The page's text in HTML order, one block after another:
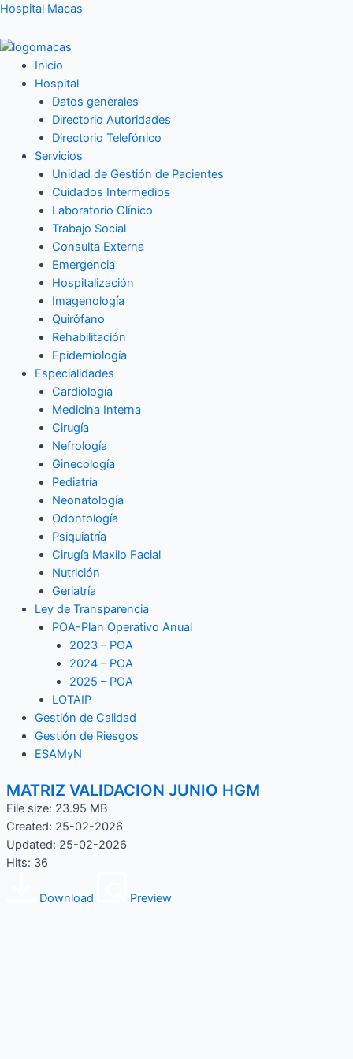
Ir
contenido
Hospital Macas
Inicio
Hospital
Datos generales
Directorio Autoridades
Directorio Telefónico
Servicios
Unidad de Gestión de Pacientes
Cuidados Intermedios
Laboratorio Clínico
Trabajo Social
Consulta Externa
Emergencia
Hospitalización
Imagenología
Quirófano
Rehabilitación
Epidemiología
Especialidades
Cardiología
Medicina Interna
Cirugía
Nefrología
Ginecología
Pediatría
Neonatología
Odontología
Psiquiatría
Cirugía Maxilo Facial
Nutrición
Geriatría
Ley de Transparencia
POA-Plan Operativo Anual
2023 – POA
2024 – POA
2025 – POA
LOTAIP
Gestión de Calidad
Gestión de Riesgos
ESAMyN
MATRIZ VALIDACION JUNIO HGM
File size: 23.95 MB
Created: 25-02-2026
Updated: 25-02-2026
Hits: 36
Download Preview